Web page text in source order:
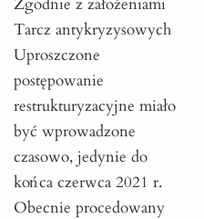
Tarcz antykryzysowych
Uproszczone
postępowanie
restrukturyzacyjne miało
być wprowadzone
czasowo, jedynie do
końca czerwca 2021 r.
Obecnie procedowany